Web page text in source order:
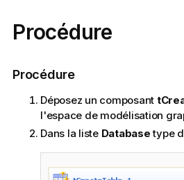
Procédure
Procédure
Déposez un composant
l'espace de modélisation
Dans la liste Databasetype